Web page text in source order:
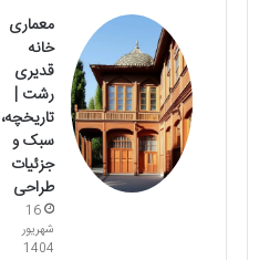
معماری
خانه
قدیری
رشت |
تاریخچه،
سبک و
جزئیات
طراحی
16
شهریور
1404